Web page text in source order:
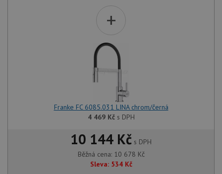
+
Franke FC 6085.031 LINA chrom/černá
4 469 Kčs DPH
10 144 Kč s DPH
Běžná cena: 10 678 Kč
Sleva: 534 Kč